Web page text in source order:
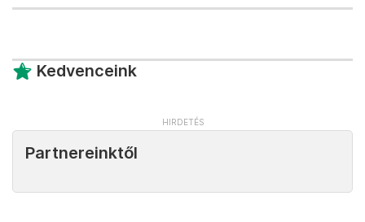
Kedvenceink
Partnereinktől